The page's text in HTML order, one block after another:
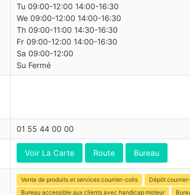
Tu 09:00-12:00 14:00-16:30
We 09:00-12:00 14:00-16:30
Th 09:00-11:00 14:30-16:30
Fr 09:00-12:00 14:00-16:30
Sa 09:00-12:00
Su Fermé
01 55 44 00 00
Voir La Carte Route Bureau
Vente de produits et services courrier-colis Dépôt
Bureau accessible aux clients avec handicap moteur